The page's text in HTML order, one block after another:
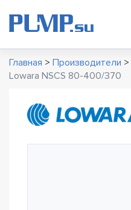
Главная > Производители >
Lowara NSCS 80-400/370